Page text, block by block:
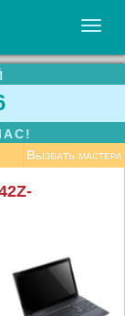
Вызвать мастера